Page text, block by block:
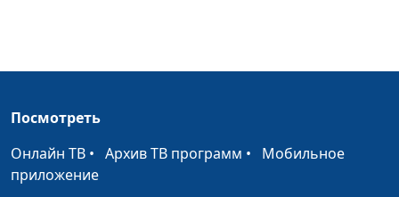
Когда стыдно брать
деньги за работу
Посмотреть
Онлайн ТВ • Архив ТВ программ • Мобильное
приложение